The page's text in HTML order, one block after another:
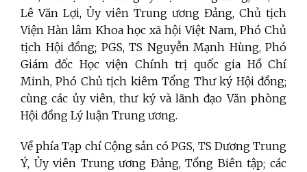
Lê Văn Lợi, Ủy viên Trung ương Đảng, Chủ tịch
Viện Hàn lâm Khoa học xã hội Việt Nam, Phó Chủ
tịch Hội đồng; PGS, TS Nguyễn Mạnh Hùng, Phó
Giám đốc Học viện Chính trị quốc gia Hồ Chí
Minh, Phó Chủ tịch kiêm Tổng Thư ký Hội đồng;
cùng các ủy viên, thư ký và lãnh đạo Văn phòng
Hội đồng Lý luận Trung ương.
Về phía Tạp chí Cộng sản có PGS, TS Dương Trung
Ý, Ủy viên Trung ương Đảng, Tổng Biên tập; các